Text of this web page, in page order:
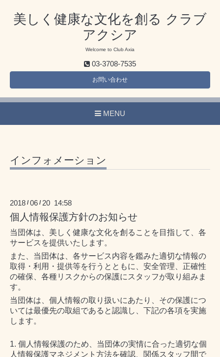
美しく健康な文化を創る クラブ
アクシア
Welcome to Club Axia
03-3708-7535
お問い合わせ
MENU
インフォメーション
2018 /06 / 20 14:58
個人情報保護方針のお知らせ
当団体は、美しく健康な文化を創ることを目指して、各
サービスを提供いたします。
また、当団体は、各サービス内容を鑑みた適切な情報の
取得・利用・提供等を行うとともに、安全管理、正確性
の確保、各種リスクからの保護にスタッフが取り組みま
す。
当団体は、個人情報の取り扱いにあたり、その保護につ
いては最優先の取組であると認識し、下記の各項を実施
します。
1. 個人情報保護のため、当団体の実情に合った適切な個
人情報保護マネジメント方法を確認、関係スタッフ間で